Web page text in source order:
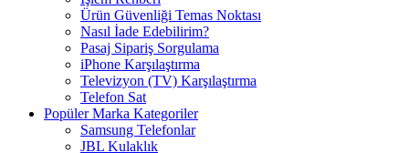
Ürün Güvenliği Temas Noktası
Nasıl İade Edebilirim?
Pasaj Sipariş Sorgulama
iPhone Karşılaştırma
Televizyon (TV) Karşılaştırma
Telefon Sat
Popüler Marka Kategoriler
Samsung Telefonlar
JBL Kulaklık